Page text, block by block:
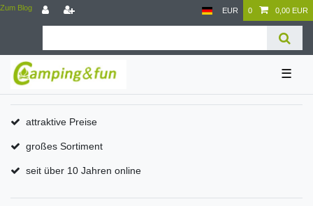
Zum Blog EUR 0 0,00 EUR
☰
attraktive Preise
großes Sortiment
seit über 10 Jahren online